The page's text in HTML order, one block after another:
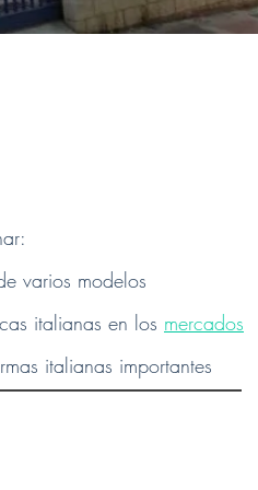
varios modelos
italianas en los mercados
italianas importantes